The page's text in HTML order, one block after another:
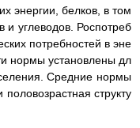
энергии, белков, в том
и углеводов. Роспотреб
потребностей в эне
нормы установлены дл
Средние нормы
структу